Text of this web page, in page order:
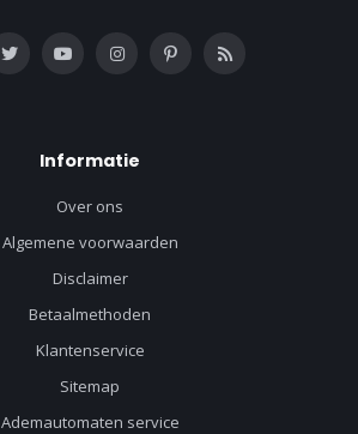
Informatie
Over ons
Algemene voorwaarden
Disclaimer
Betaalmethoden
Klantenservice
Sitemap
Ademautomaten service